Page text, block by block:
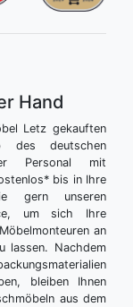
Hand
Letz gekauften
des deutschen
Personal mit
bis in Ihre
gern unseren
um sich Ihre
an
lassen. Nachdem
bleiben Ihnen
aus dem